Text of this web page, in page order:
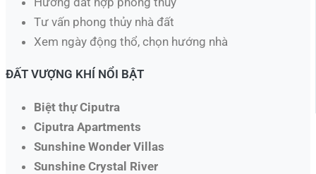
Tư vấn phong thủy nhà đất
Xem ngày động thổ, chọn hướng nhà​
ĐẤT VƯỢNG KHÍ NỔI BẬT
Biệt thự Ciputra
Ciputra Apartments
Sunshine Wonder Villas
Sunshine Crystal River